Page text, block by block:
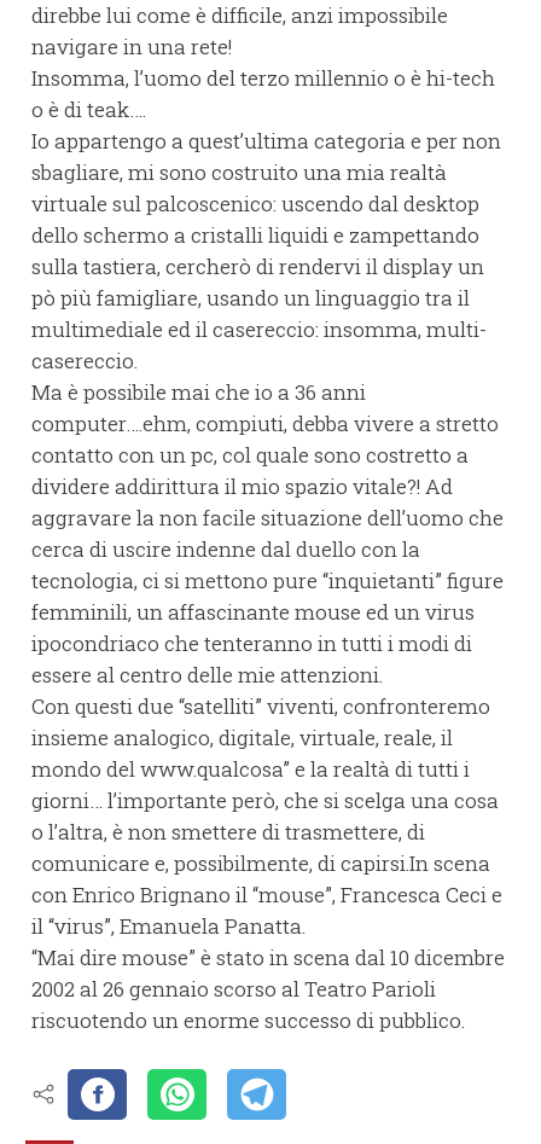
direbbe lui come è difficile, anzi impossibile
navigare in una rete!
Insomma, l’uomo del terzo millennio o è hi-tech
o è di teak….
Io appartengo a quest’ultima categoria e per non
sbagliare, mi sono costruito una mia realtà
virtuale sul palcoscenico: uscendo dal desktop
dello schermo a cristalli liquidi e zampettando
sulla tastiera, cercherò di rendervi il display un
pò più famigliare, usando un linguaggio tra il
multimediale ed il casereccio: insomma, multi-
casereccio.
Ma è possibile mai che io a 36 anni
computer….ehm, compiuti, debba vivere a stretto
contatto con un pc, col quale sono costretto a
dividere addirittura il mio spazio vitale?! Ad
aggravare la non facile situazione dell’uomo che
cerca di uscire indenne dal duello con la
tecnologia, ci si mettono pure “inquietanti” figure
femminili, un affascinante mouse ed un virus
ipocondriaco che tenteranno in tutti i modi di
essere al centro delle mie attenzioni.
Con questi due “satelliti” viventi, confronteremo
insieme analogico, digitale, virtuale, reale, il
mondo del www.qualcosa” e la realtà di tutti i
giorni… l’importante però, che si scelga una cosa
o l’altra, è non smettere di trasmettere, di
comunicare e, possibilmente, di capirsi.In scena
con Enrico Brignano il “mouse”, Francesca Ceci e
il “virus”, Emanuela Panatta.
“Mai dire mouse” è stato in scena dal 10 dicembre
2002 al 26 gennaio scorso al Teatro Parioli
riscuotendo un enorme successo di pubblico.